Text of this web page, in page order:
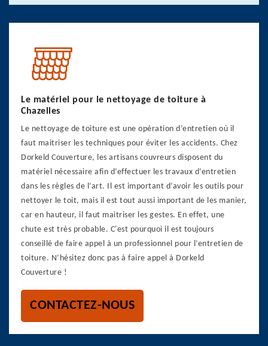
Le matériel pour le nettoyage de toiture à
Chazelles
Le nettoyage de toiture est une opération d’entretien où il
faut maitriser les techniques pour éviter les accidents. Chez
Dorkeld Couverture, les artisans couvreurs disposent du
matériel nécessaire afin d’effectuer les travaux d’entretien
dans les règles de l’art. Il est important d’avoir les outils pour
nettoyer le toit, mais il est tout aussi important de les manier,
car en hauteur, il faut maitriser les gestes. En effet, une
chute est très probable. C'est pourquoi il est toujours
conseillé de faire appel à un professionnel pour l’entretien de
toiture. N’hésitez donc pas à faire appel à Dorkeld
Couverture !
CONTACTEZ-NOUS